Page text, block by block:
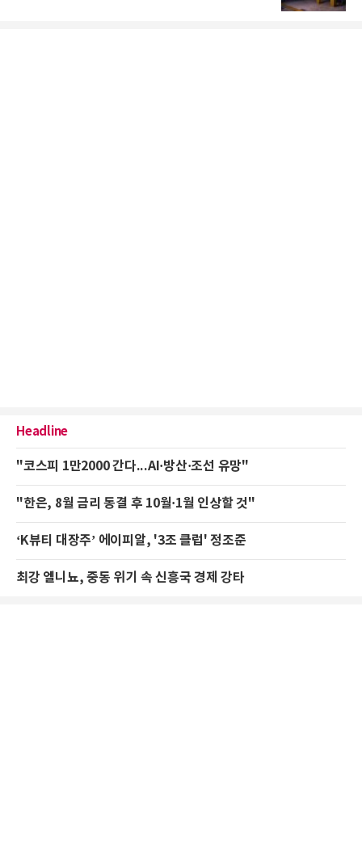
Headline
"코스피 1만2000 간다...AI·방산·조선 유망"
"한은, 8월 금리 동결 후 10월·1월 인상할 것"
‘K뷰티 대장주’ 에이피알, '3조 클럽' 정조준
최강 엘니뇨, 중동 위기 속 신흥국 경제 강타